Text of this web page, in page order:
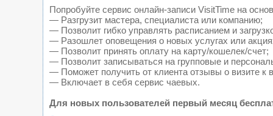
Попробуйте сервис онлайн-записи VisitTime на
— Разгрузит мастера, специалиста или компанию;
— Позволит гибко управлять расписанием и
— Разошлет оповещения о новых услугах или
— Позволит принять оплату на карту/кошелек/счет;
— Позволит записываться на групповые и
— Поможет получить от клиента отзывы о визите к
— Включает в себя сервис чаевых.
Для новых пользователей первый месяц